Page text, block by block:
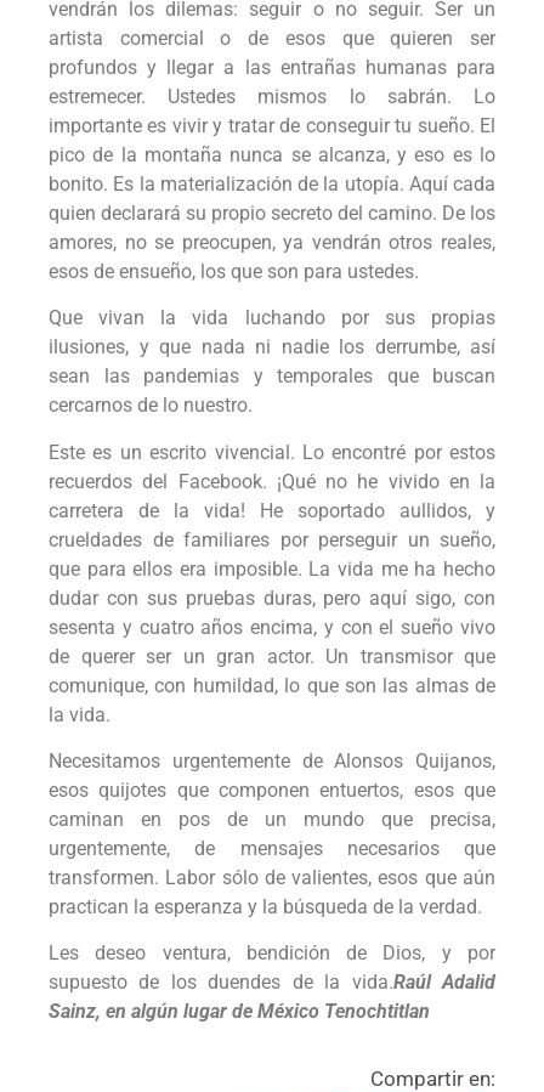
vendrán los dilemas: seguir o no seguir. Ser un
artista comercial o de esos que quieren ser
profundos y llegar a las entrañas humanas para
estremecer. Ustedes mismos lo sabrán. Lo
importante es vivir y tratar de conseguir tu sueño. El
pico de la montaña nunca se alcanza, y eso es lo
bonito. Es la materialización de la utopía. Aquí cada
quien declarará su propio secreto del camino. De los
amores, no se preocupen, ya vendrán otros reales,
esos de ensueño, los que son para ustedes.
Que vivan la vida luchando por sus propias
ilusiones, y que nada ni nadie los derrumbe, así
sean las pandemias y temporales que buscan
cercarnos de lo nuestro.
Este es un escrito vivencial. Lo encontré por estos
recuerdos del Facebook. ¡Qué no he vivido en la
carretera de la vida! He soportado aullidos, y
crueldades de familiares por perseguir un sueño,
que para ellos era imposible. La vida me ha hecho
dudar con sus pruebas duras, pero aquí sigo, con
sesenta y cuatro años encima, y con el sueño vivo
de querer ser un gran actor. Un transmisor que
comunique, con humildad, lo que son las almas de
la vida.
Necesitamos urgentemente de Alonsos Quijanos,
esos quijotes que componen entuertos, esos que
caminan en pos de un mundo que precisa,
urgentemente, de mensajes necesarios que
transformen. Labor sólo de valientes, esos que aún
practican la esperanza y la búsqueda de la verdad.
Les deseo ventura, bendición de Dios, y por
supuesto de los duendes de la vida.Raúl Adalid
Sainz, en algún lugar de México Tenochtitlan
Compartir en: